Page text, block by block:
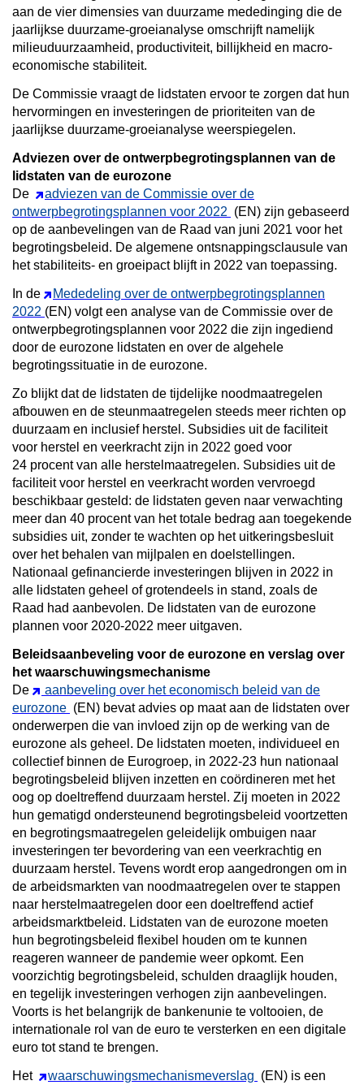
aan de vier dimensies van duurzame mededinging die de
jaarlijkse duurzame-groeianalyse omschrijft namelijk
milieuduurzaamheid, productiviteit, billijkheid en macro-
economische stabiliteit.
De Commissie vraagt de lidstaten ervoor te zorgen dat hun
hervormingen en investeringen de prioriteiten van de
jaarlijkse duurzame-groeianalyse weerspiegelen.
Adviezen over de ontwerpbegrotingsplannen van de
lidstaten van de eurozone
De
adviezen van de Commissie over de
ontwerpbegrotingsplannen voor 2022 (EN) zijn gebaseerd
op de aanbevelingen van de Raad van juni 2021 voor het
begrotingsbeleid. De algemene ontsnappingsclausule van
het stabiliteits- en groeipact blijft in 2022 van toepassing.
In de
Mededeling over de ontwerpbegrotingsplannen
2022 (EN) volgt een analyse van de Commissie over de
ontwerpbegrotingsplannen voor 2022 die zijn ingediend
door de eurozone lidstaten en over de algehele
begrotingssituatie in de eurozone.
Zo blijkt dat de lidstaten de tijdelijke noodmaatregelen
afbouwen en de steunmaatregelen steeds meer richten op
duurzaam en inclusief herstel. Subsidies uit de faciliteit
voor herstel en veerkracht zijn in 2022 goed voor
24 procent van alle herstelmaatregelen. Subsidies uit de
faciliteit voor herstel en veerkracht worden vervroegd
beschikbaar gesteld: de lidstaten geven naar verwachting
meer dan 40 procent van het totale bedrag aan toegekende
subsidies uit, zonder te wachten op het uitkeringsbesluit
over het behalen van mijlpalen en doelstellingen.
Nationaal gefinancierde investeringen blijven in 2022 in
alle lidstaten geheel of grotendeels in stand, zoals de
Raad had aanbevolen. De lidstaten van de eurozone
plannen voor 2020-2022 meer uitgaven.
Beleidsaanbeveling voor de eurozone en verslag over
het waarschuwingsmechanisme
De
aanbeveling over het economisch beleid van de
eurozone (EN) bevat advies op maat aan de lidstaten over
onderwerpen die van invloed zijn op de werking van de
eurozone als geheel. De lidstaten moeten, individueel en
collectief binnen de Eurogroep, in 2022-23 hun nationaal
begrotingsbeleid blijven inzetten en coördineren met het
oog op doeltreffend duurzaam herstel. Zij moeten in 2022
hun gematigd ondersteunend begrotingsbeleid voortzetten
en begrotingsmaatregelen geleidelijk ombuigen naar
investeringen ter bevordering van een veerkrachtig en
duurzaam herstel. Tevens wordt erop aangedrongen om in
de arbeidsmarkten van noodmaatregelen over te stappen
naar herstelmaatregelen door een doeltreffend actief
arbeidsmarktbeleid. Lidstaten van de eurozone moeten
hun begrotingsbeleid flexibel houden om te kunnen
reageren wanneer de pandemie weer opkomt. Een
voorzichtig begrotingsbeleid, schulden draaglijk houden,
en tegelijk investeringen verhogen zijn aanbevelingen.
Voorts is het belangrijk de bankenunie te voltooien, de
internationale rol van de euro te versterken en een digitale
euro tot stand te brengen.
Het waarschuwingsmechanismeverslag (EN) is een